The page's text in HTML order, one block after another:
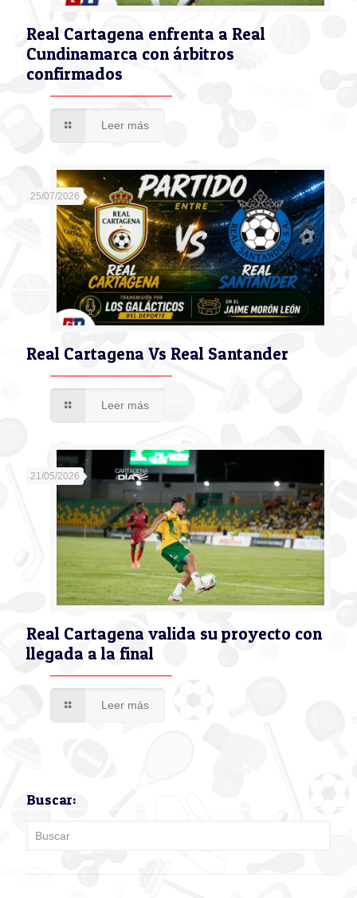
Real Cartagena enfrenta a Real
Cundinamarca con árbitros
confirmados
Leer más
25/07/2026
Real Cartagena Vs Real Santander
Leer más
21/05/2026
Real Cartagena valida su proyecto con
llegada a la final
Leer más
Buscar: